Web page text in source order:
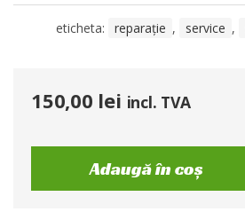
eticheta: reparație , service ,
150,00 lei incl. TVA
Adaugă în coș